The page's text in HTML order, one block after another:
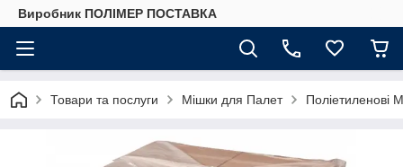
Виробник ПОЛІМЕР ПОСТАВКА
Товари та послуги Мішки для Палет Поліетиленові